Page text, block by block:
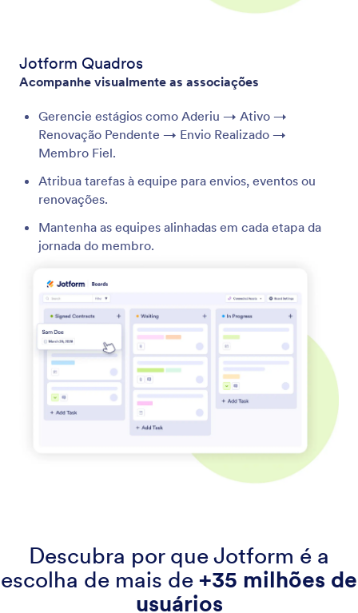
Jotform Quadros
Acompanhe visualmente as associações
Gerencie estágios como Aderiu → Ativo →
Renovação Pendente → Envio Realizado →
Membro Fiel.
Atribua tarefas à equipe para envios, eventos ou
renovações.
Mantenha as equipes alinhadas em cada etapa da
jornada do membro.
Descubra por que Jotform é a
escolha de mais de+35 milhões de
usuários